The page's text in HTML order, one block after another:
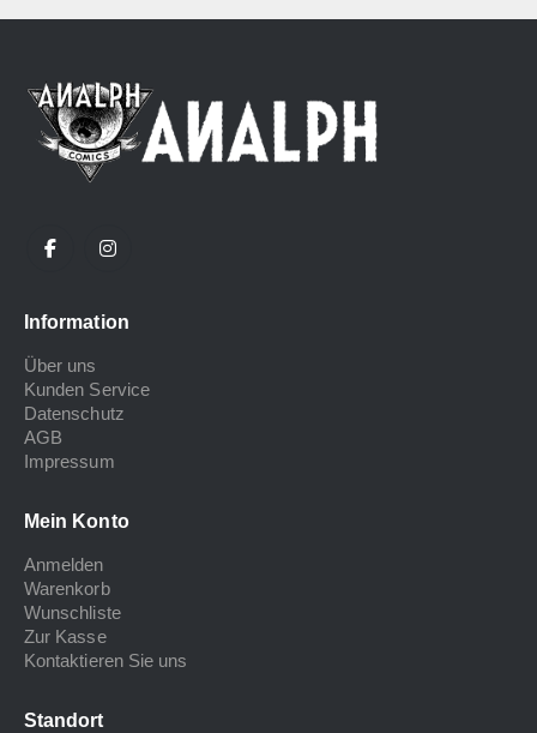
Information
Über uns
Kunden Service
Datenschutz
AGB
Impressum
Mein Konto
Anmelden
Warenkorb
Wunschliste
Zur Kasse
Kontaktieren Sie uns
Standort